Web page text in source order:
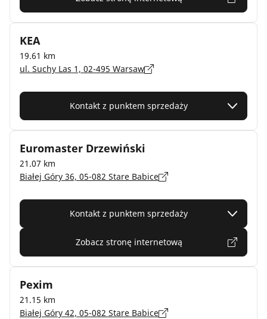
KEA
19.61 km
ul. Suchy Las 1, 02-495 Warsaw
Kontakt z punktem sprzedaży
Euromaster Drzewiński
21.07 km
Białej Góry 36, 05-082 Stare Babice
Kontakt z punktem sprzedaży
Zobacz stronę internetową
Pexim
21.15 km
Białej Góry 42, 05-082 Stare Babice